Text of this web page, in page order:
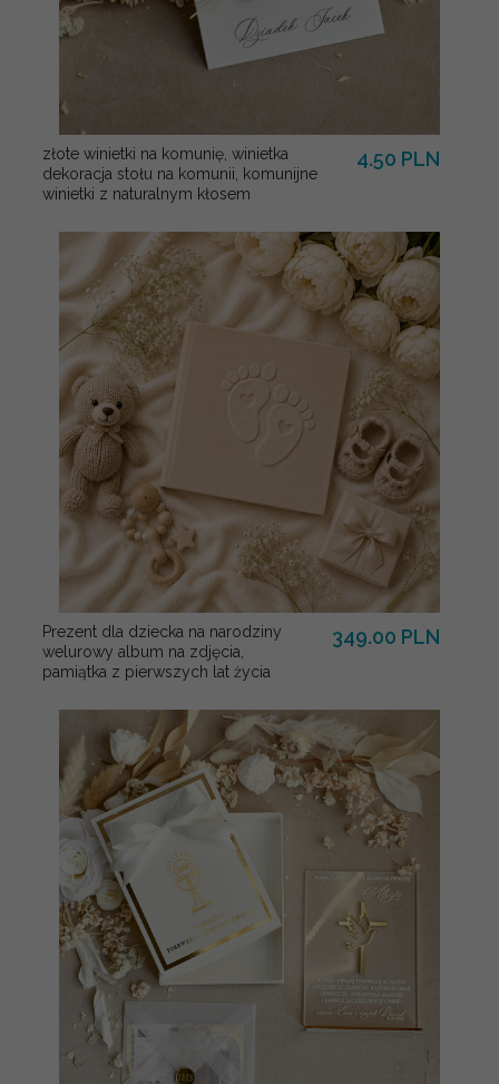
złote winietki na komunię, winietka
dekoracja stołu na komunii, komunijne
winietki z naturalnym kłosem
4.50 PLN
Prezent dla dziecka na narodziny
welurowy album na zdjęcia,
pamiątka z pierwszych lat życia
349.00 PLN